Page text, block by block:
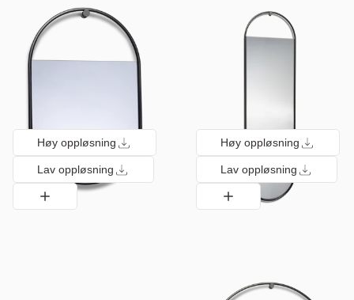
Høy oppløsning
Lav oppløsning
Høy oppløsning
Lav oppløsning